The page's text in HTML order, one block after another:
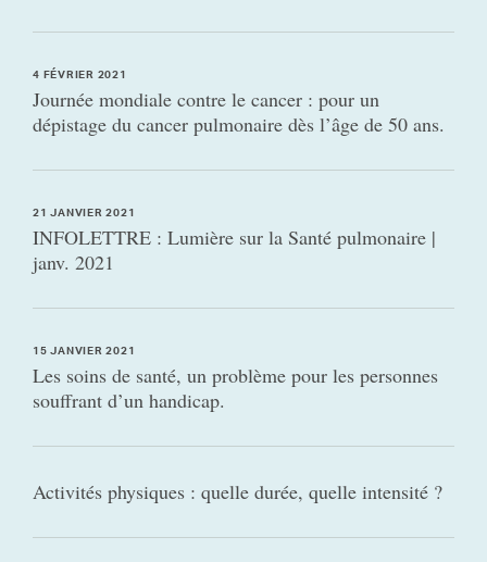
4 FÉVRIER 2021
Journée mondiale contre le cancer : pour un
dépistage du cancer pulmonaire dès l’âge de 50 ans.
21 JANVIER 2021
INFOLETTRE : Lumière sur la Santé pulmonaire |
janv. 2021
15 JANVIER 2021
Les soins de santé, un problème pour les personnes
souffrant d’un handicap.
Activités physiques : quelle durée, quelle intensité ?